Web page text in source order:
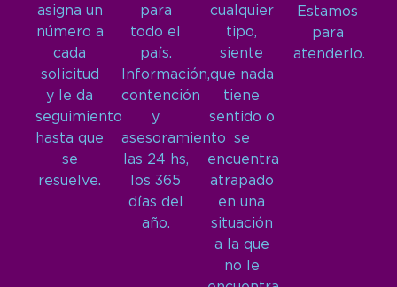
asigna un
número a
cada
solicitud
y le da
seguimiento
hasta que
se
resuelve.
para
todo el
país.
Información,
contención
y
asesoramiento
las 24 hs,
los 365
días del
año.
cualquier
tipo,
siente
que nada
tiene
sentido o
se
encuentra
atrapado
en una
situación
a la que
no le
Estamos
para
atenderlo.